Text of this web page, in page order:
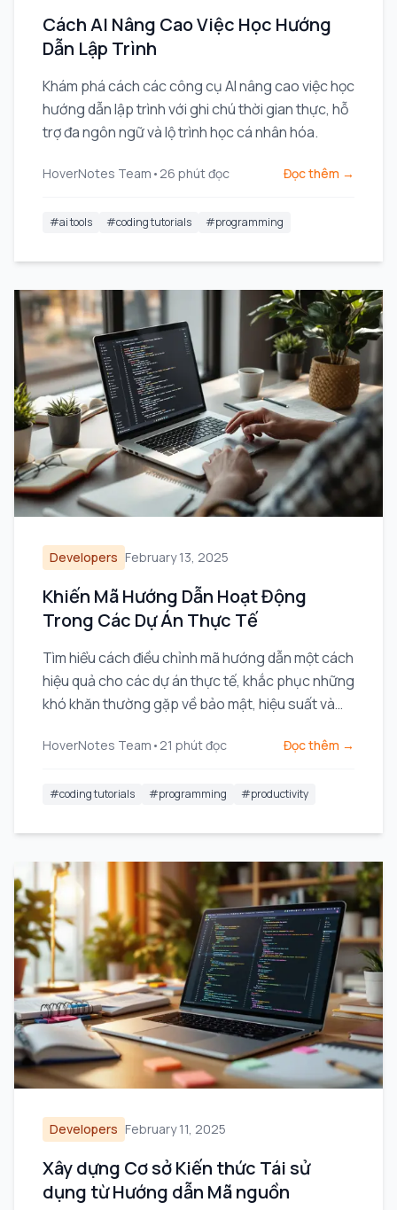
Cách AI Nâng Cao Việc Học Hướng
Dẫn Lập Trình
Khám phá cách các công cụ AI nâng cao việc học
hướng dẫn lập trình với ghi chú thời gian thực, hỗ
trợ đa ngôn ngữ và lộ trình học cá nhân hóa.
HoverNotes Team • 26 phút đọc Đọc thêm →
#ai tools #coding tutorials #programming
Developers February 13, 2025
Khiến Mã Hướng Dẫn Hoạt Động
Trong Các Dự Án Thực Tế
Tìm hiểu cách điều chỉnh mã hướng dẫn một cách
hiệu quả cho các dự án thực tế, khắc phục những
khó khăn thường gặp về bảo mật, hiệu suất và
HoverNotes Team • 21 phút đọc Đọc thêm →
#coding tutorials #programming #productivity
Developers February 11, 2025
Xây dựng Cơ sở Kiến thức Tái sử
dụng từ Hướng dẫn Mã nguồn